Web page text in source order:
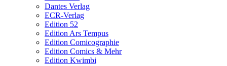
Dantes Verlag
ECR-Verlag
Edition 52
Edition Ars Tempus
Edition Comicographie
Edition Comics & Mehr
Edition Kwimbi